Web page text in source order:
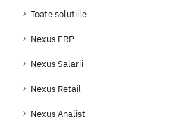
Toate solutiile
Nexus ERP
Nexus Salarii
Nexus Retail
Nexus Analist